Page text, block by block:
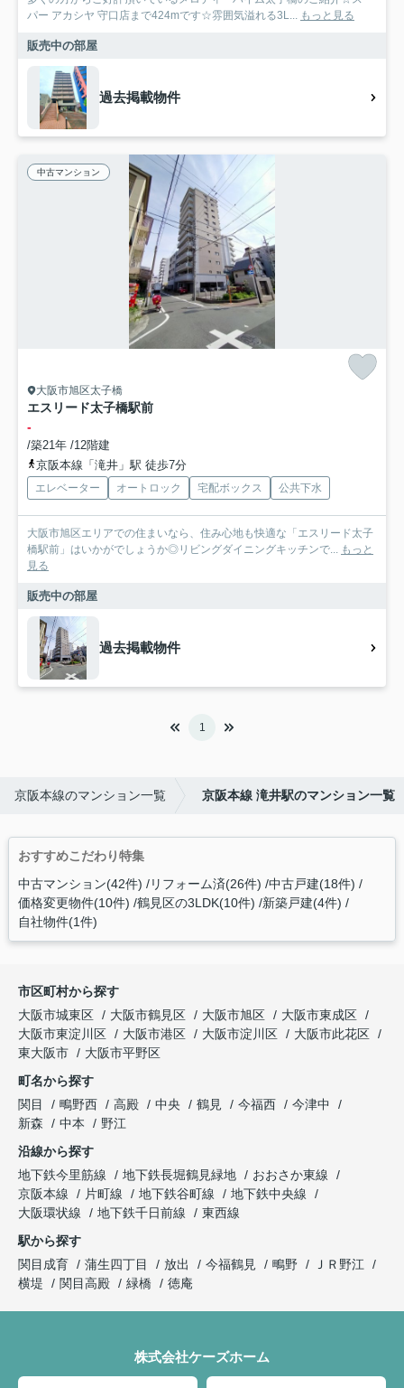
パー アカシヤ 守口店まで424mです☆雰囲気溢れる3L... もっと見る
販売中の部屋
過去掲載物件
中古マンション
大阪市旭区太子橋
エスリード太子橋駅前
-
/築21年 /12階建
京阪本線「滝井」駅 徒歩7分
エレベーター オートロック 宅配ボックス 公共下水
大阪市旭区エリアでの住まいなら、住み心地も快適な「エスリード太子
橋駅前」はいかがでしょうか◎リビングダイニングキッチンで... もっと
見る
販売中の部屋
過去掲載物件
1
京阪本線のマンション一覧 京阪本線 滝井駅のマンション一覧
おすすめこだわり特集
中古マンション(42件) リフォーム済(26件) 中古戸建(18件)
価格変更物件(10件) 鶴見区の3LDK(10件) 新築戸建(4件)
自社物件(1件)
市区町村から探す
大阪市城東区
大阪市鶴見区 大阪市旭区
大阪市東成区
大阪市東淀川区
大阪市港区 大阪市淀川区
大阪市此花区
東大阪市
大阪市平野区
町名から探す
関目
鴫野西 高殿 中央 鶴見 今福西
今津中
新森
中本
野江
沿線から探す
地下鉄今里筋線
地下鉄長堀鶴見緑地
おおさか東線
京阪本線
片町線 地下鉄谷町線
地下鉄中央線
大阪環状線
地下鉄千日前線
東西線
駅から探す
関目成育
蒲生四丁目 放出 今福鶴見 鴫野
ＪＲ野江
横堤
関目高殿 緑橋 徳庵
株式会社ケーズホーム